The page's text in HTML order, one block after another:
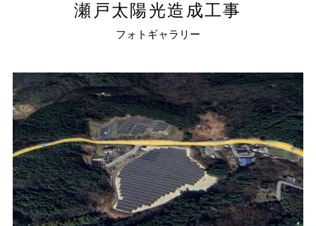
フォトギャラリー
瀬戸太陽光造成工事